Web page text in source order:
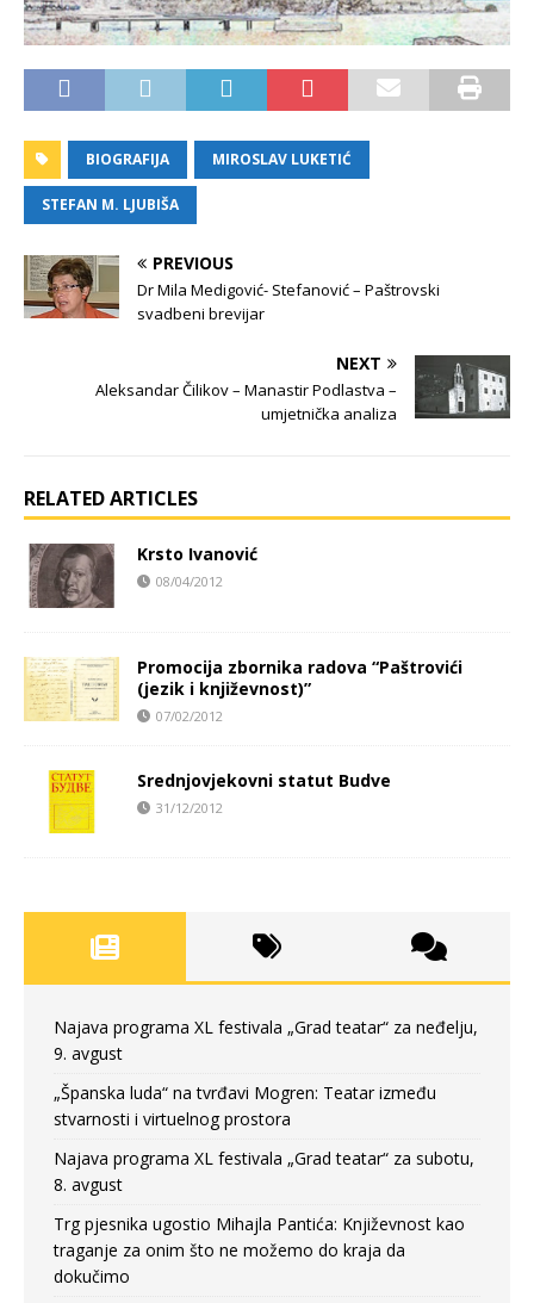
BIOGRAFIJA MIROSLAV LUKETIĆ
STEFAN M. LJUBIŠA
PREVIOUS
Dr Mila Medigović- Stefanović – Paštrovski
svadbeni brevijar
NEXT
Aleksandar Čilikov – Manastir Podlastva –
umjetnička analiza
RELATED ARTICLES
Krsto Ivanović
08/04/2012
Promocija zbornika radova “Paštrovići
(jezik i književnost)”
07/02/2012
Srednjovjekovni statut Budve
31/12/2012
Najava programa XL festivala „Grad teatar“ za neđelju,
9. avgust
„Španska luda“ na tvrđavi Mogren: Teatar između
stvarnosti i virtuelnog prostora
Najava programa XL festivala „Grad teatar“ za subotu,
8. avgust
Trg pjesnika ugostio Mihajla Pantića: Književnost kao
traganje za onim što ne možemo do kraja da
dokučimo